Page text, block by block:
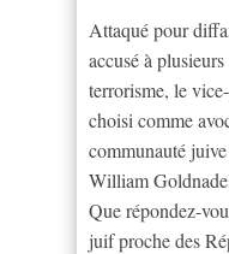
Attaqué pour
accusé à
terrorisme, le
choisi comme
communauté
William
Que répondez-
juif proche des